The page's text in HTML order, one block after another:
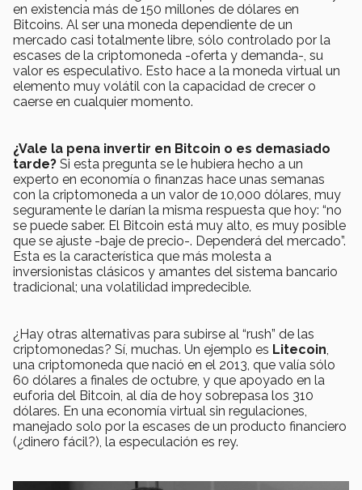
en existencia más de 150 millones de dólares en
Bitcoins. Al ser una moneda dependiente de un
mercado casi totalmente libre, sólo controlado por la
escases de la criptomoneda -oferta y demanda-, su
valor es especulativo. Esto hace a la moneda virtual un
elemento muy volátil con la capacidad de crecer o
caerse en cualquier momento.
¿Vale la pena invertir en Bitcoin o es demasiado
tarde? Si esta pregunta se le hubiera hecho a un
experto en economía o finanzas hace unas semanas
con la criptomoneda a un valor de 10,000 dólares, muy
seguramente le darían la misma respuesta que hoy: “no
se puede saber. El Bitcoin está muy alto, es muy posible
que se ajuste -baje de precio-. Dependerá del mercado”.
Esta es la característica que más molesta a
inversionistas clásicos y amantes del sistema bancario
tradicional; una volatilidad impredecible.
¿Hay otras alternativas para subirse al “rush” de las
criptomonedas? Sí, muchas. Un ejemplo es Litecoin
una criptomoneda que nació en el 2013, que valía sólo
60 dólares a finales de octubre, y que apoyado en la
euforia del Bitcoin, al día de hoy sobrepasa los 310
dólares. En una economía virtual sin regulaciones,
manejado solo por la escases de un producto financiero
(¿dinero fácil?), la especulación es rey.